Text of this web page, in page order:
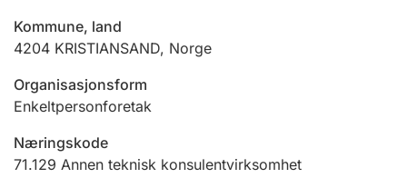
Ektepaktveileder
Offentlig sektor
Kommune, land
4204 KRISTIANSAND, Norge
Organisasjonsform
Enkeltpersonforetak
Næringskode
71.129 Annen teknisk konsulentvirksomhet